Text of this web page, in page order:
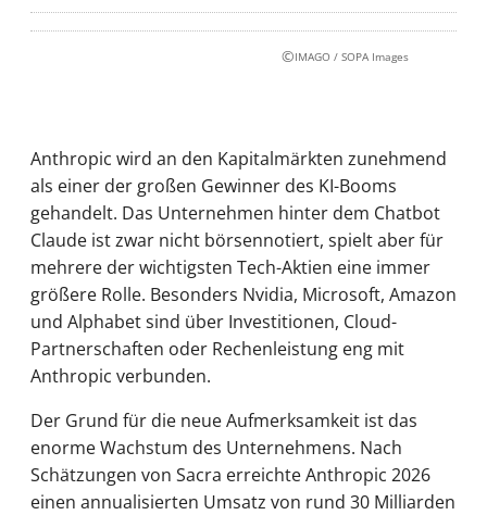
©IMAGO / SOPA Images
Anthropic wird an den Kapitalmärkten zunehmend
als einer der großen Gewinner des KI-Booms
gehandelt. Das Unternehmen hinter dem Chatbot
Claude ist zwar nicht börsennotiert, spielt aber für
mehrere der wichtigsten Tech-Aktien eine immer
größere Rolle. Besonders Nvidia, Microsoft, Amazon
und Alphabet sind über Investitionen, Cloud-
Partnerschaften oder Rechenleistung eng mit
Anthropic verbunden.
Der Grund für die neue Aufmerksamkeit ist das
enorme Wachstum des Unternehmens. Nach
Schätzungen von Sacra erreichte Anthropic 2026
einen annualisierten Umsatz von rund 30 Milliarden